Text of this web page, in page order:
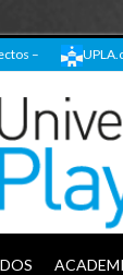
–